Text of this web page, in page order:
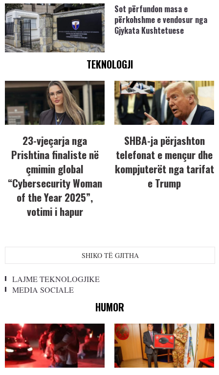
Sot përfundon masa e
përkohshme e vendosur nga
Gjykata Kushtetuese
TEKNOLOGJI
23-vjeçarja nga
Prishtina finaliste në
çmimin global
“Cybersecurity Woman
of the Year 2025”,
votimi i hapur
SHBA-ja përjashton
telefonat e mençur dhe
kompjuterët nga tarifat
e Trump
SHIKO TË GJITHA
LAJME TEKNOLOGJIKE
MEDIA SOCIALE
HUMOR